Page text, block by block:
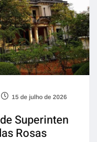
15 de julho de 2026
Superinten
Rosas